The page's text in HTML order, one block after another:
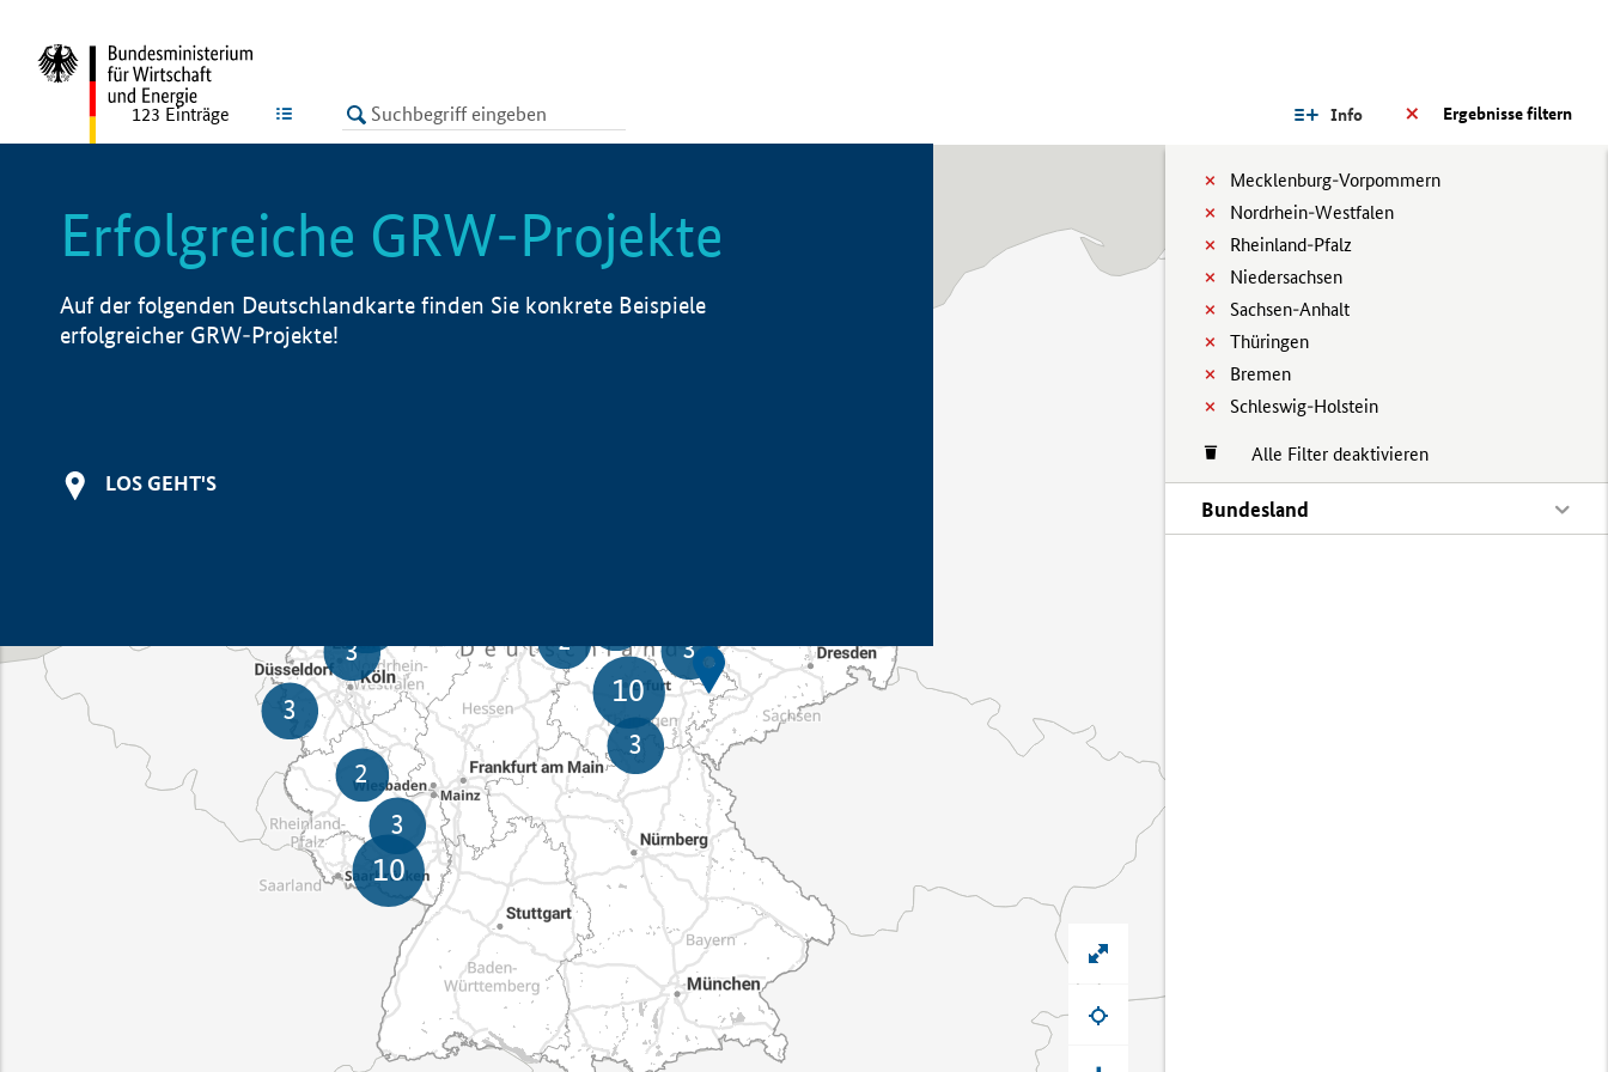
LISTE Ergebnisse filtern
Info
Mecklenburg-Vorpommern
Nordrhein-Westfalen
Rheinland-Pfalz
Niedersachsen
Sachsen-Anhalt
Thüringen
Bremen
Schleswig-Holstein
Alle Filter deaktivieren
Bundesland
123 Einträge
Erfolgreiche GRW-Projekte
Auf der folgenden Deutschlandkarte finden Sie konkrete Beispiele
erfolgreicher GRW-Projekte!
LOS GEHT'S